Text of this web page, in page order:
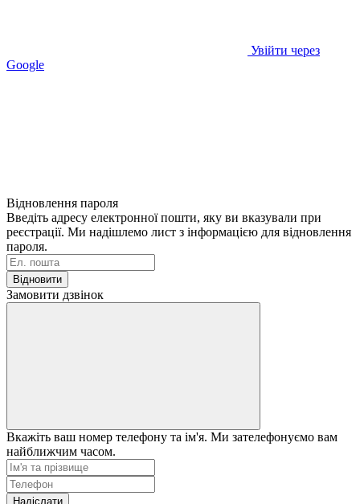
Увійти через
Google
Відновлення пароля
Введіть адресу електронної пошти, яку ви вказували при
реєстрації. Ми надішлемо лист з інформацією для відновлення
пароля.
Відновити
Замовити дзвінок
Вкажіть ваш номер телефону та ім'я. Ми зателефонуємо вам
найближчим часом.
Надіслати